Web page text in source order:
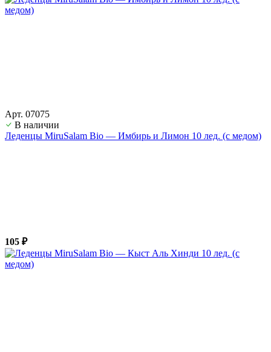
Арт. 07075
В наличии
Леденцы MiruSalam Bio — Имбирь и Лимон 10 лед. (с медом)
105 ₽